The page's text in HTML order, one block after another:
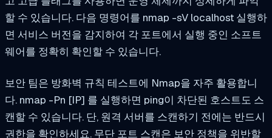
할 수 있습니다. 다음 명령어를 nmap -sV localhost 실행하
면 서비스 버전을 감지하여 각 포트에서 실행 중인 소프트
웨어를 정확히 확인할 수 있습니다.
보안 팀은 방화벽 규칙 테스트에 Nmap을 자주 활용합니
다. nmap -Pn [IP] 를 실행하면 ping이 차단된 호스트도 스
캔할 수 있습니다. 단, 원격 서버를 스캔하기 전에는 반드시
권한을 확인하세요. 무단 포트 스캔은 보안 정책을 위반할